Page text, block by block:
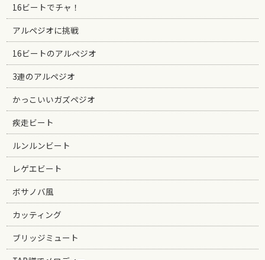
16ビートでチャ！
アルペジオに挑戦
16ビートのアルペジオ
3連のアルペジオ
かっこいいガズペジオ
疾走ビート
ルンルンビート
レゲエビート
ボサノバ風
カッティング
ブリッジミュート